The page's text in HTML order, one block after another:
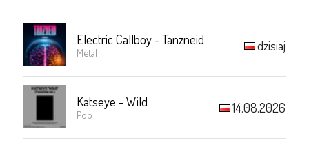
Electric Callboy - Tanzneid
Metal dzisiaj
Katseye - Wild
Pop 14.08.2026